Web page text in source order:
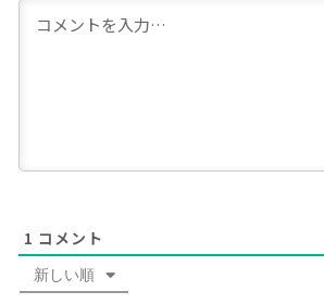
1 コメント
新しい順